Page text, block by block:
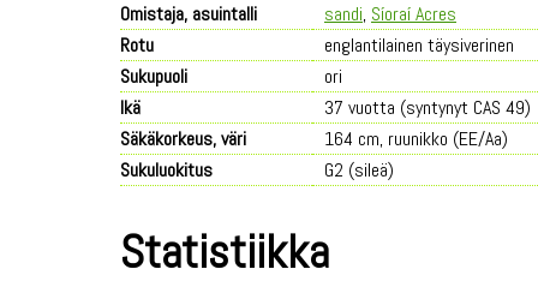
Omistaja, asuintalli sandi, Síoraí Acres
Rotu
englantilainen täysiverinen
Sukupuoli
ori
Ikä
37 vuotta (syntynyt CAS 49)
Säkäkorkeus, väri
164 cm, ruunikko (EE/Aa)
Sukuluokitus
G2 (sileä)
Statistiikka